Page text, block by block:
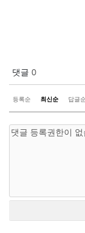
댓글 0
등록순 최신순 답글순